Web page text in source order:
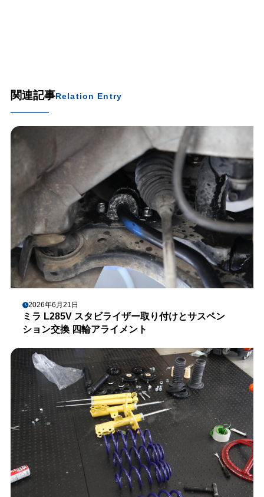
関連記事Relation Entry
2026年6月21日
ミラ L285V スタビライザー取り付けとサスペン
ション交換 四輪アライメント